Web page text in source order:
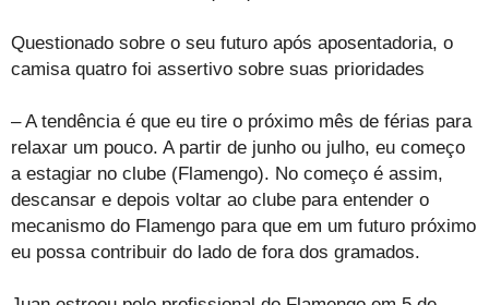
Questionado sobre o seu futuro após aposentadoria, o
camisa quatro foi assertivo sobre suas prioridades
– A tendência é que eu tire o próximo mês de férias para
relaxar um pouco. A partir de junho ou julho, eu começo
a estagiar no clube (Flamengo). No começo é assim,
descansar e depois voltar ao clube para entender o
mecanismo do Flamengo para que em um futuro próximo
eu possa contribuir do lado de fora dos gramados.